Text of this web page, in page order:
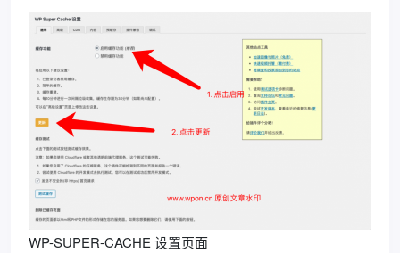
WP-SUPER-CACHE 设置页面